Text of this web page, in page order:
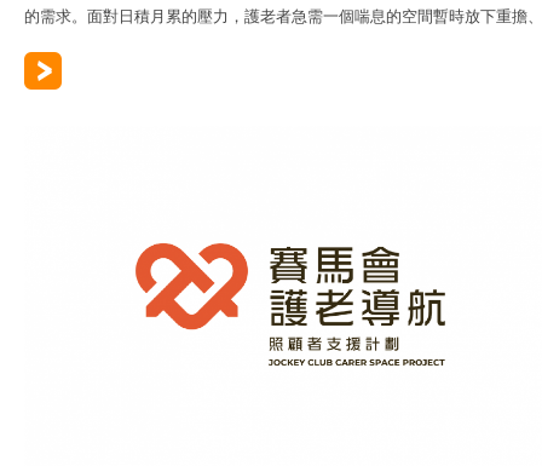
的需求。面對日積月累的壓力，護老者急需一個喘息的空間暫時放下重擔